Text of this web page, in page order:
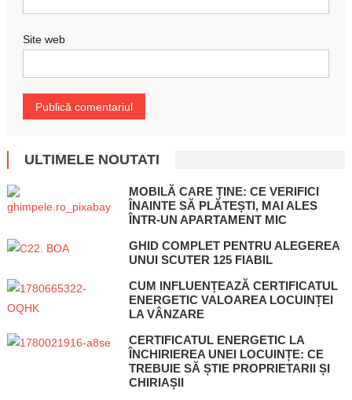
Site web
ULTIMELE NOUTATI
MOBILĂ CARE ȚINE: CE VERIFICI
ÎNAINTE SĂ PLĂTEȘTI, MAI ALES
ÎNTR-UN APARTAMENT MIC
GHID COMPLET PENTRU ALEGEREA
UNUI SCUTER 125 FIABIL
CUM INFLUENȚEAZĂ CERTIFICATUL
ENERGETIC VALOAREA LOCUINȚEI
LA VÂNZARE
CERTIFICATUL ENERGETIC LA
ÎNCHIRIEREA UNEI LOCUINȚE: CE
TREBUIE SĂ ȘTIE PROPRIETARII ȘI
CHIRIAȘII